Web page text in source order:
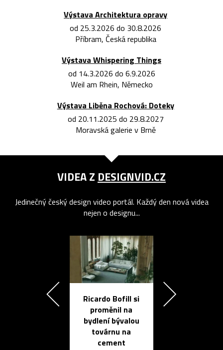
Výstava Architektura opravy
od 25.3.2026 do 30.8.2026
Příbram, Česká republika
Výstava Whispering Things
od 14.3.2026 do 6.9.2026
Weil am Rhein, Německo
Výstava Liběna Rochová: Doteky
od 20.11.2025 do 29.8.2027
Moravská galerie v Brně
VIDEA Z DESIGNVID.CZ
Jedinečný český design video portál. Každý den nová videa
nejen o designu...
Ricardo Bofill si
proměnil na
bydlení bývalou
továrnu na
cement